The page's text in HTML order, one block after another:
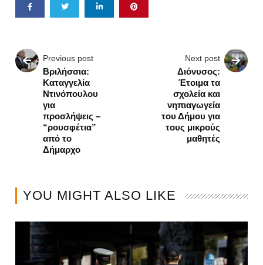
Previous post
Βριλήσσια:
Καταγγελία
Ντινόπουλου
για
προσλήψεις –
“ρουσφέτια”
από το
Δήμαρχο
Next post
Διόνυσος:
Έτοιμα τα
σχολεία και
νηπιαγωγεία
του Δήμου για
τους μικρούς
μαθητές
YOU MIGHT ALSO LIKE